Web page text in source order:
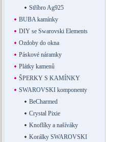
Stříbro Ag925
BUBA kamínky
DIY se Swarovski Elements
Ozdoby do okna
Páskové náramky
Plátky kamenů
ŠPERKY S KAMÍNKY
SWAROVSKI komponenty
BeCharmed
Crystal Pixie
Knoflíky a našíváky
Korálky SWAROVSKI